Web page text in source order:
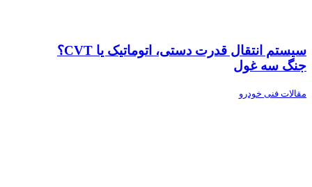
سیستم انتقال قدرت دستی، اتوماتیک یا CVT؟
جنگ سه غول
مقالات فنی خودرو